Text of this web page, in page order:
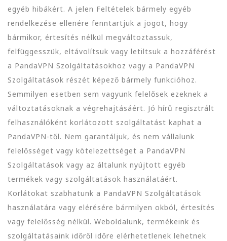
egyéb hibákért. A jelen Feltételek bármely egyéb
rendelkezése ellenére fenntartjuk a jogot, hogy
bármikor, értesítés nélkül megváltoztassuk,
felfüggesszük, eltávolítsuk vagy letiltsuk a hozzáférést
a PandaVPN Szolgáltatásokhoz vagy a PandaVPN
Szolgáltatások részét képező bármely funkcióhoz.
Semmilyen esetben sem vagyunk felelősek ezeknek a
változtatásoknak a végrehajtásáért. Jó hírű regisztrált
felhasználóként korlátozott szolgáltatást kaphat a
PandaVPN-től. Nem garantáljuk, és nem vállalunk
felelősséget vagy kötelezettséget a PandaVPN
Szolgáltatások vagy az általunk nyújtott egyéb
termékek vagy szolgáltatások használatáért.
Korlátokat szabhatunk a PandaVPN Szolgáltatások
használatára vagy elérésére bármilyen okból, értesítés
vagy felelősség nélkül. Weboldalunk, termékeink és
szolgáltatásaink időről időre elérhetetlenek lehetnek